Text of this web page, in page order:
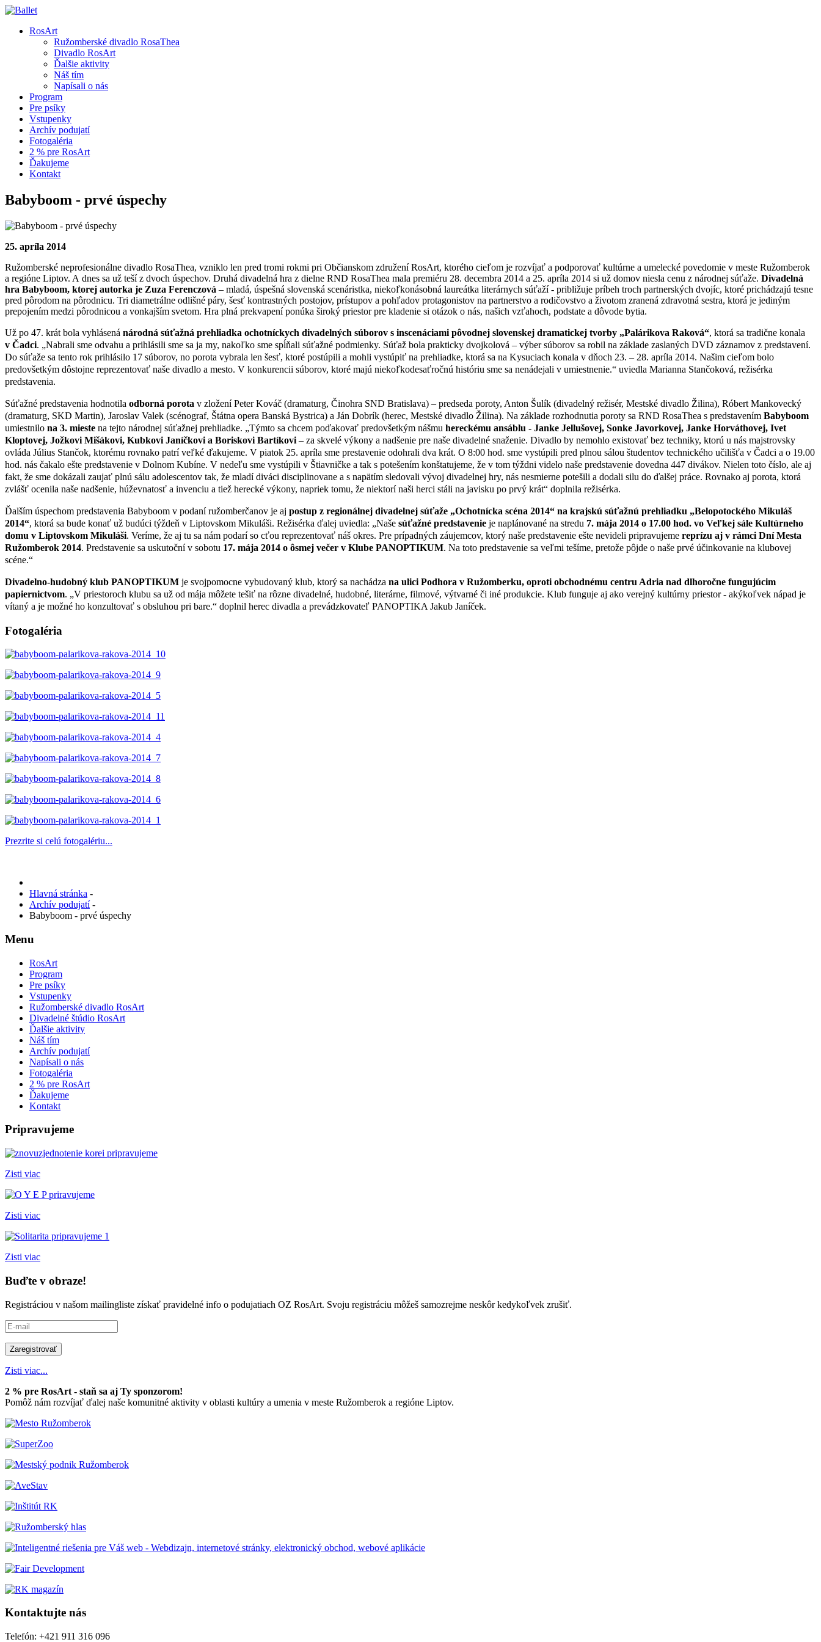
RosArt
Ružomberské divadlo RosaThea
Divadlo RosArt
Ďalšie aktivity
Náš tím
Napísali o nás
Program
Pre psíky
Vstupenky
Archív podujatí
Fotogaléria
2 % pre RosArt
Ďakujeme
Kontakt
Babyboom - prvé úspechy
25. apríla 2014
Ružomberské neprofesionálne divadlo RosaThea, vzniklo len pred tromi rokmi pri Občianskom združení RosArt, ktorého cieľom je rozvíjať a podporovať kultúrne a umelecké povedomie v meste Ružomberok
a regióne Liptov. A dnes sa už teší z dvoch úspechov. Druhá divadelná hra z dielne RND RosaThea mala premiéru 28. decembra 2014 a 25. apríla 2014 si už domov niesla cenu z národnej súťaže. Divadelná
hra Babyboom, ktorej autorka je Zuza Ferenczová – mladá, úspešná slovenská scenáristka, niekoľkonásobná laureátka literárnych súťaží - približuje príbeh troch partnerských dvojíc, ktoré prichádzajú tesne
pred pôrodom na pôrodnicu. Tri diametrálne odlišné páry, šesť kontrastných postojov, prístupov a pohľadov protagonistov na partnerstvo a rodičovstvo a životom zranená zdravotná sestra, ktorá je jediným
prepojením medzi pôrodnicou a vonkajším svetom. Hra plná prekvapení ponúka široký priestor pre kladenie si otázok o nás, našich vzťahoch, podstate a dôvode bytia.
Už po 47. krát bola vyhlásená národná súťažná prehliadka ochotníckych divadelných súborov s inscenáciami pôvodnej slovenskej dramatickej tvorby „Palárikova Raková“, ktorá sa tradične konala
v Čadci. „Nabrali sme odvahu a prihlásili sme sa ja my, nakoľko sme spĺňali súťažné podmienky. Súťaž bola prakticky dvojkolová – výber súborov sa robil na základe zaslaných DVD záznamov z predstavení.
Do súťaže sa tento rok prihlásilo 17 súborov, no porota vybrala len šesť, ktoré postúpili a mohli vystúpiť na prehliadke, ktorá sa na Kysuciach konala v dňoch 23. – 28. apríla 2014. Našim cieľom bolo
predovšetkým dôstojne reprezentovať naše divadlo a mesto. V konkurencii súborov, ktoré majú niekoľkodesaťročnú históriu sme sa nenádejali v umiestnenie.“ uviedla Marianna Stančoková, režisérka
predstavenia.
Súťažné predstavenia hodnotila odborná porota v zložení Peter Kováč (dramaturg, Činohra SND Bratislava) – predseda poroty, Anton Šulík (divadelný režisér, Mestské divadlo Žilina), Róbert Mankovecký
(dramaturg, SKD Martin), Jaroslav Valek (scénograf, Štátna opera Banská Bystrica) a Ján Dobrík (herec, Mestské divadlo Žilina). Na základe rozhodnutia poroty sa RND RosaThea s predstavením Babyboom
umiestnilo na 3. mieste na tejto národnej súťažnej prehliadke. „Týmto sa chcem poďakovať predovšetkým nášmu hereckému ansáblu - Janke Jellušovej, Sonke Javorkovej, Janke Horváthovej, Ivet
Kloptovej, Jožkovi Mišákovi, Kubkovi Janíčkovi a Boriskovi Bartíkovi – za skvelé výkony a nadšenie pre naše divadelné snaženie. Divadlo by nemohlo existovať bez techniky, ktorú u nás majstrovsky
ovláda Július Stančok, ktorému rovnako patrí veľké ďakujeme. V piatok 25. apríla sme prestavenie odohrali dva krát. O 8:00 hod. sme vystúpili pred plnou sálou študentov technického učilišťa v Čadci a o 19.00
hod. nás čakalo ešte predstavenie v Dolnom Kubíne. V nedeľu sme vystúpili v Štiavničke a tak s potešením konštatujeme, že v tom týždni videlo naše predstavenie dovedna 447 divákov. Nielen toto číslo, ale aj
fakt, že sme dokázali zaujať plnú sálu adolescentov tak, že mladí diváci disciplinovane a s napätím sledovali vývoj divadelnej hry, nás nesmierne potešili a dodali silu do ďalšej práce. Rovnako aj porota, ktorá
zvlášť ocenila naše nadšenie, húževnatosť a invenciu a tiež herecké výkony, napriek tomu, že niektorí naši herci stáli na javisku po prvý krát“ doplnila režisérka.
Ďalším úspechom predstavenia Babyboom v podaní ružomberčanov je aj postup z regionálnej divadelnej súťaže „Ochotnícka scéna 2014“ na krajskú súťažnú prehliadku „Belopotockého Mikuláš
2014“, ktorá sa bude konať už budúci týždeň v Liptovskom Mikuláši. Režisérka ďalej uviedla: „Naše súťažné predstavenie je naplánované na stredu 7. mája 2014 o 17.00 hod. vo Veľkej sále Kultúrneho
domu v Liptovskom Mikuláši. Veríme, že aj tu sa nám podarí so cťou reprezentovať náš okres. Pre prípadných záujemcov, ktorý naše predstavenie ešte nevideli pripravujeme reprízu aj v rámci Dní Mesta
Ružomberok 2014. Predstavenie sa uskutoční v sobotu 17. mája 2014 o ôsmej večer v Klube PANOPTIKUM. Na toto predstavenie sa veľmi tešíme, pretože pôjde o naše prvé účinkovanie na klubovej
scéne.“
Divadelno-hudobný klub PANOPTIKUM je svojpomocne vybudovaný klub, ktorý sa nachádza na ulici Podhora v Ružomberku, oproti obchodnému centru Adria nad dlhoročne fungujúcim
papiernictvom. „V priestoroch klubu sa už od mája môžete tešiť na rôzne divadelné, hudobné, literárne, filmové, výtvarné či iné produkcie. Klub funguje aj ako verejný kultúrny priestor - akýkoľvek nápad je
vítaný a je možné ho konzultovať s obsluhou pri bare.“ doplnil herec divadla a prevádzkovateľ PANOPTIKA Jakub Janíček.
Fotogaléria
Prezrite si celú fotogalériu...
Hlavná stránka -
Archív podujatí -
Babyboom - prvé úspechy
Menu
RosArt
Program
Pre psíky
Vstupenky
Ružomberské divadlo RosArt
Divadelné štúdio RosArt
Ďalšie aktivity
Náš tím
Archív podujatí
Napísali o nás
Fotogaléria
2 % pre RosArt
Ďakujeme
Kontakt
Pripravujeme
Zisti viac
Zisti viac
Zisti viac
Buďte v obraze!
Registráciou v našom mailingliste získať pravidelné info o podujatiach OZ RosArt. Svoju registráciu môžeš samozrejme neskôr kedykoľvek zrušiť.
Zisti viac...
2 % pre RosArt - staň sa aj Ty sponzorom!
Pomôž nám rozvíjať ďalej naše komunitné aktivity v oblasti kultúry a umenia v meste Ružomberok a regióne Liptov.
Kontaktujte nás
Telefón: +421 911 316 096